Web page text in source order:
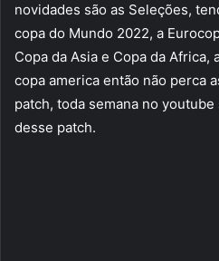
novidades são as Seleções,
copa do Mundo 2022, a
Copa da Asia e Copa da Africa,
copa america então não perca
patch, toda semana no
desse patch.